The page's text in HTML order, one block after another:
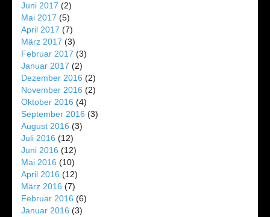
Juni 2017 (2)
Mai 2017 (5)
April 2017 (7)
März 2017 (3)
Februar 2017 (3)
Januar 2017 (2)
Dezember 2016 (2)
November 2016 (2)
Oktober 2016 (4)
September 2016 (3)
August 2016 (3)
Juli 2016 (12)
Juni 2016 (12)
Mai 2016 (10)
April 2016 (12)
März 2016 (7)
Februar 2016 (6)
Januar 2016 (3)